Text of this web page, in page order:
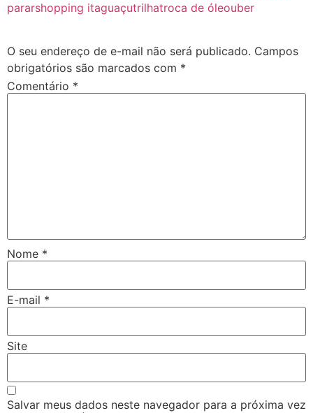
pararshopping itaguaçutrilhatroca de óleouber
O seu endereço de e-mail não será publicado. Campos
obrigatórios são marcados com *
Comentário *
Nome *
E-mail *
Site
Salvar meus dados neste navegador para a próxima vez